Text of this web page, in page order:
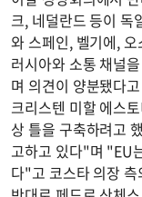
크, 네덜란드 등이 독
와 스페인, 벨기에,
러시아와 소통 채널
며 의견이 양분됐다
크리스텐 미할 에스
상 틀을 구축하려고
고하고 있다"며 "EU
다"고 코스타 의장